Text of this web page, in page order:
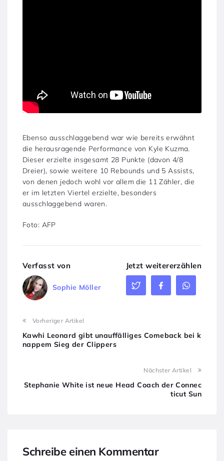
Ebenso ausschlaggebend war wie bereits erwähnt
die herausragende Performance von Kyle Kuzma.
Dieser erzielte insgesamt 28 Punkte (davon 4/8
Dreier), sowie weitere 10 Rebounds und 5 Assists,
von denen jedoch wohl vor allem die 11 Zähler, die
er im letzten Viertel erzielte, besonders
ausschlaggebend waren.
Foto: AFP
Verfasst von
Sophie Möller
Jetzt weitererzählen
Vorheriger Artikel
Kawhi Leonard gibt unauffälliges Comeback bei k
nappem Sieg der Clippers
Nächster Artikel
Stephanie White ist neue Head Coach der Connec
ticut Sun
Schreibe einen Kommentar